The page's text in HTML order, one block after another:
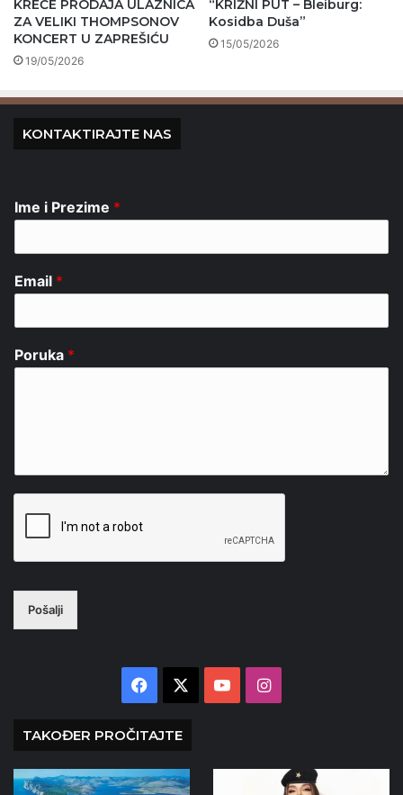
KREĆE PRODAJA ULAZNICA
ZA VELIKI THOMPSONOV
KONCERT U ZAPREŠIĆU
19/05/2026
“KRIŽNI PUT – Bleiburg:
Kosidba Duša”
15/05/2026
KONTAKTIRAJTE NAS
Ime i Prezime *
Email *
Poruka *
Pošalji
Facebook YouTubeInstagram
TAKOĐER PROČITAJTE